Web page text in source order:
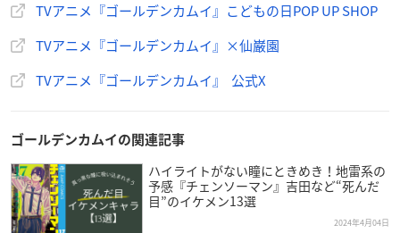
TVアニメ『 #ゴールデンカムイ
』こどもの日POP UP SHOP
ザイン使用のグッズ、キエエエッ(猿叫)!!ボタンなど各種ご
東京ソラマチ内ツリービレッジ・仙巌園にて、4/26(金)～発
売開始！https://t.co/9oamVxoLVg pic.twitter.com/7gU1j4
Wvqn
TVアニメ『ゴールデンカムイ』こどもの日POP UP SHOP
TVアニメ『ゴールデンカムイ』×仙巌園
TVアニメ『ゴールデンカムイ』 公式X
ゴールデンカムイの関連記事
ハイライトがない瞳にときめき！地雷系の
予感『チェンソーマン』吉田など“死んだ
目”のイケメン13選
2024年4月04日